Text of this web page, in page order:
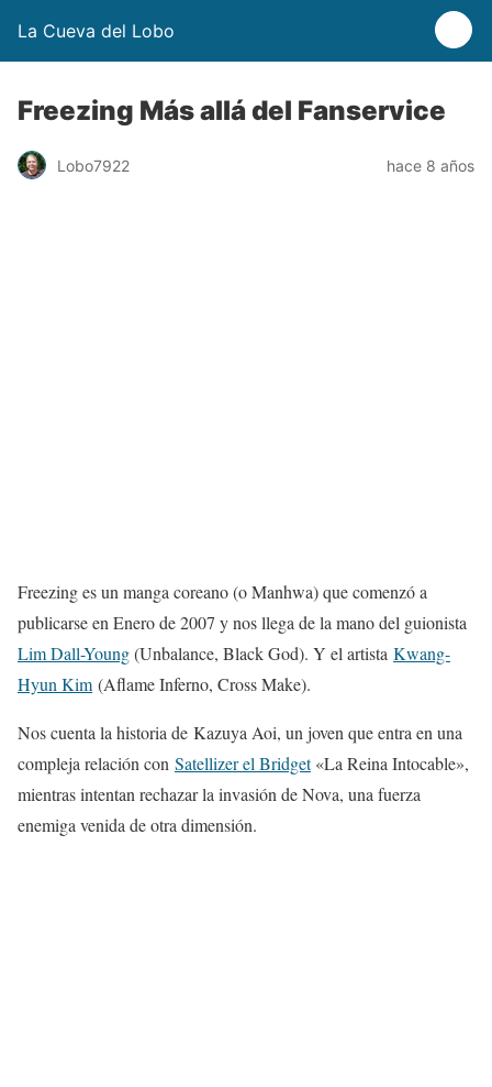
La Cueva del Lobo
Freezing Más allá del Fanservice
Lobo7922 hace 8 años
Freezing es un manga coreano (o Manhwa) que comenzó a
publicarse en Enero de 2007 y nos llega de la mano del guionista
Lim Dall-Young(Unbalance, Black God). Y el artista Kwang-
Hyun Kim(Aflame Inferno, Cross Make).
Nos cuenta la historia de Kazuya Aoi, un joven que entra en una
compleja relación con Satellizer el Bridget«La Reina Intocable»,
mientras intentan rechazar la invasión de Nova, una fuerza
enemiga venida de otra dimensión.